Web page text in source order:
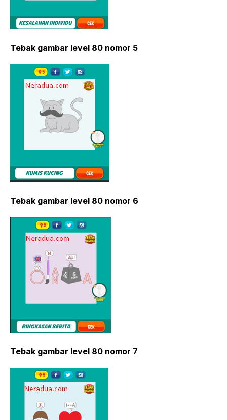
Tebak gambar level 80 nomor 5
Tebak gambar level 80 nomor 6
Tebak gambar level 80 nomor 7